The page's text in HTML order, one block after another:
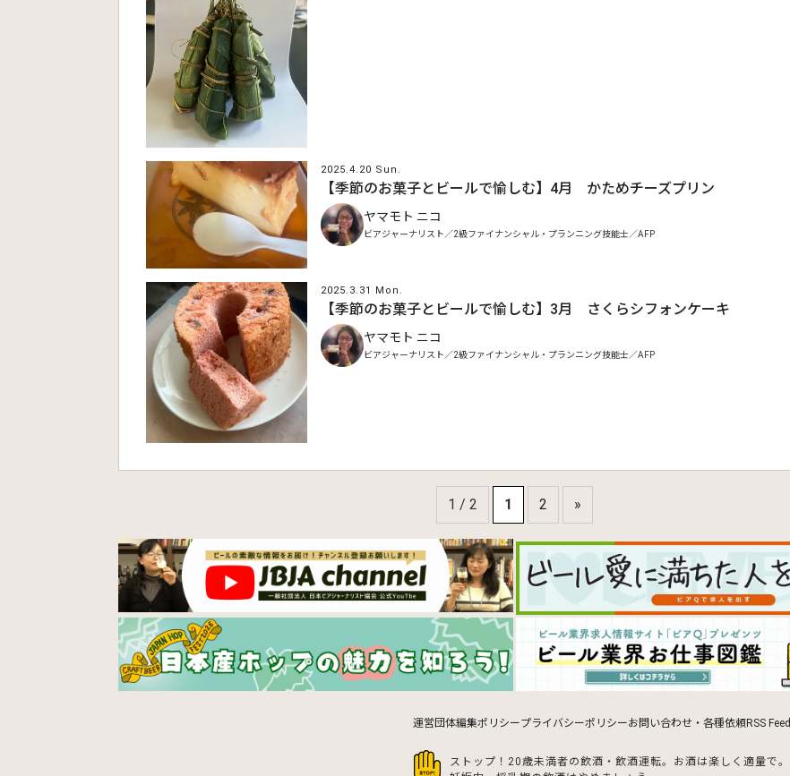
2025.4.20 Sun.
【季節のお菓子とビールで愉しむ】4月 かためチーズプリン
ヤマモト ニコ
ビアジャーナリスト／2級ファイナンシャル・プランニング技能士／AFP
2025.3.31 Mon.
【季節のお菓子とビールで愉しむ】3月 さくらシフォンケーキ
ヤマモト ニコ
ビアジャーナリスト／2級ファイナンシャル・プランニング技能士／AFP
1 / 2 1 2 »
運営団体編集ポリシープライバシーポリシーお問い合わせ・各種依頼RSS Feed
ストップ！20歳未満者の飲酒・飲酒運転。お酒は楽しく適量で。